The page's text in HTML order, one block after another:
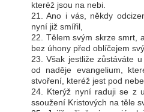
kteréž jsou na nebi.
21. Ano i vás, někdy
nyní již smířil,
22. Tělem svým skrze smrt,
bez úhony před oblíčejem
23. Však jestliže zůstáváte
od naděje evangelium,
stvoření, kteréž jest pod
24. Kterýž nyní raduji se z
ssoužení Kristových na těle